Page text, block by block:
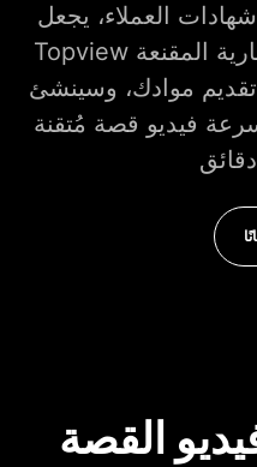
العملاء، يجعل
Topview إنشاء روايات العلامة التجارية المقنعة
موادك، وسينشئ
فيديو قصة مُتقنة
القصة